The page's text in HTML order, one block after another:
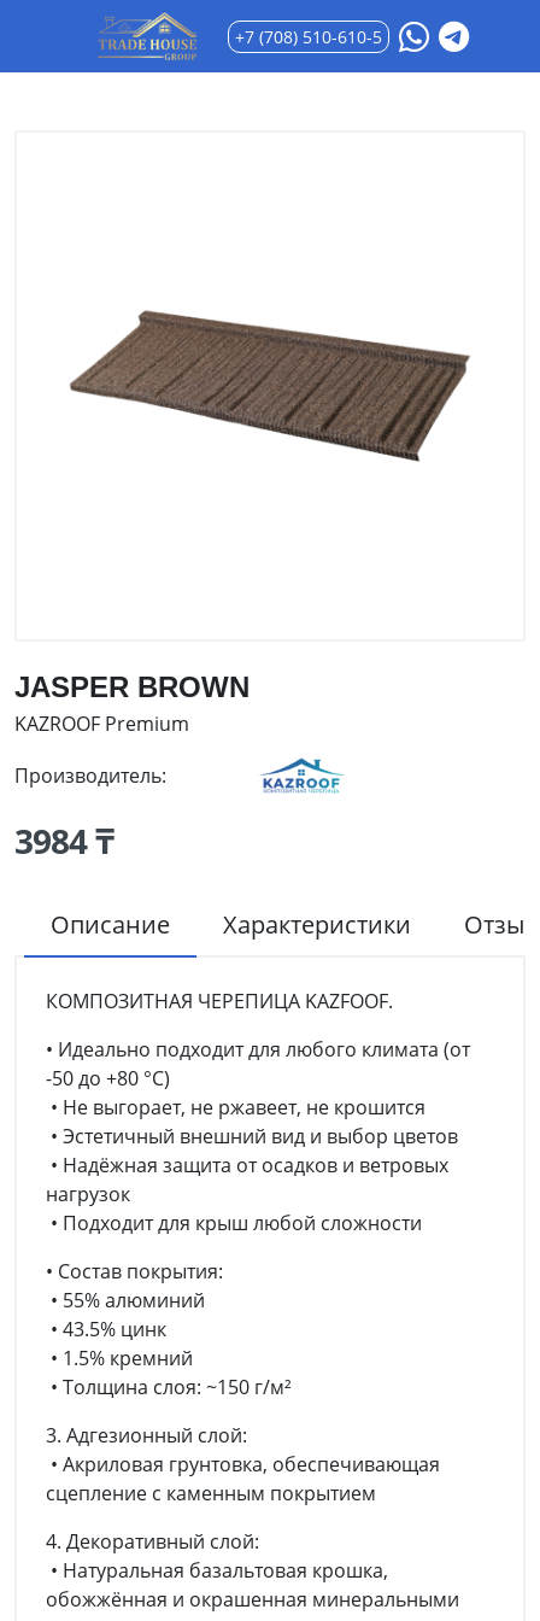
+7 (708) 510-610-5
JASPER BROWN
KAZROOF Premium
Производитель:
3984 ₸
Описание Характеристики
КОМПОЗИТНАЯ ЧЕРЕПИЦА KAZFOOF.
• Идеально подходит для любого климата (от
-50 до +80 °C)
• Не выгорает, не ржавеет, не крошится
• Эстетичный внешний вид и выбор цветов
• Надёжная защита от осадков и ветровых
нагрузок
• Подходит для крыш любой сложности
• Состав покрытия:
• 55% алюминий
• 43.5% цинк
• 1.5% кремний
• Толщина слоя: ~150 г/м²
3. Адгезионный слой:
• Акриловая грунтовка, обеспечивающая
сцепление с каменным покрытием
4. Декоративный слой:
• Натуральная базальтовая крошка,
обожжённая и окрашенная минеральными